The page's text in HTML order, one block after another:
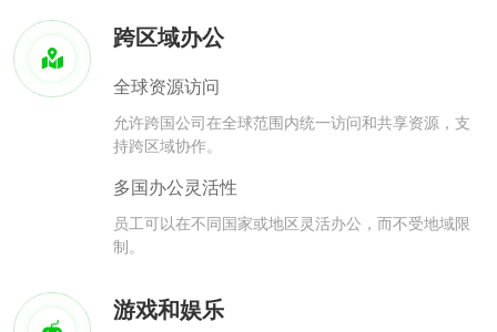
跨区域办公
全球资源访问
允许跨国公司在全球范围内统一访问和共享资源，支
持跨区域协作。
多国办公灵活性
员工可以在不同国家或地区灵活办公，而不受地域限
制。
游戏和娱乐